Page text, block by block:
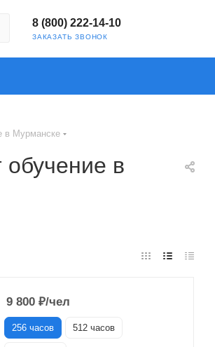
8 (800) 222-14-10
ЗАКАЗАТЬ ЗВОНОК
в Мурманске
обучение в
9 800 ₽/чел
256 часов 512 часов